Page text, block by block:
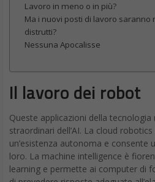
Lavoro in meno o in più?
Ma i nuovi posti di lavoro
distrutti?
Nessuna Apocalisse
Il lavoro dei robot
Queste applicazioni della
straordinari dell’AI. La cloud
un’esistenza autonoma e consente
loro. La machine intelligence è
learning e permette ai computer di